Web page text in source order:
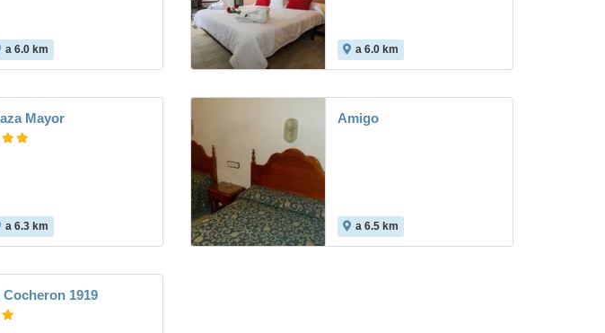
a 6.0 km a 6.0 km
Mayor
a 6.3 km
Amigo
a 6.5 km
Cocheron 1919